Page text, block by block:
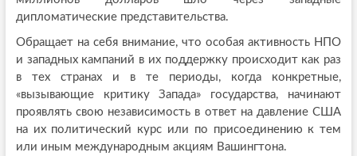
дипломатические представительства.
Обращает на себя внимание, что особая активность НПО
и западных кампаний в их поддержку происходит как раз
в тех странах и в те периоды, когда конкретные,
«вызывающие критику Запада» государства, начинают
проявлять свою независимость в ответ на давление США
на их политический курс или по присоединению к тем
или иным международным акциям Вашингтона.